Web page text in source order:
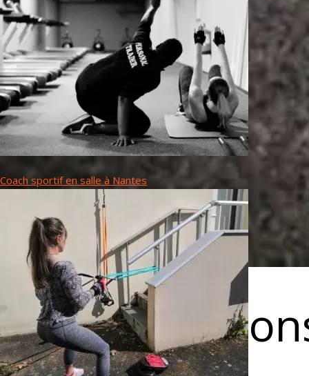
Nos
Coach sportif en salle à Nantes